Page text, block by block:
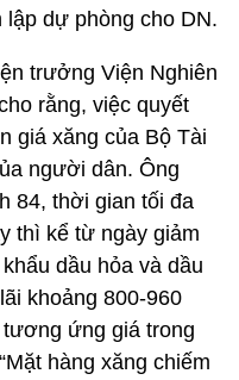
dự phòng cho DN.
trưởng Viện Nghiên
rằng, việc quyết
giá xăng của Bộ Tài
người dân. Ông
84, thời gian tối đa
thì kể từ ngày giảm
dầu hỏa và dầu
khoảng 800-960
ứng giá trong
hàng xăng chiếm